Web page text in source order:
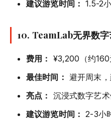
建议游览时间： 1.5-2
10. TeamLab无界数
费用： ¥3,200（约160
最佳时间： 避开周末
亮点： 沉浸式数字艺
建议游览时间： 2-3小